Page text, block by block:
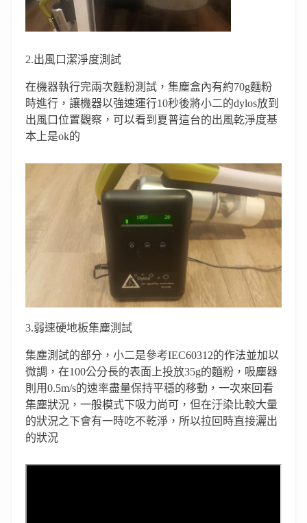
2.出風口潔淨度測試
在機器執行完兩次麵粉測試，集塵盒內有約70g麵粉
時進行，讓機器以強速運行10秒後將小二的dylos放到
出風口位置觀察，可以看到夏普這台的出風乾淨度基
本上是ok的
3.弱速硬地板集塵測試
集塵測試的部分，小二是參考IEC60312的作法並加以
微調，在100公分長的表面上投放35g的麵粉，吸塵器
則用0.5m/s的速率盡量保持平穩的移動，一次來回看
集塵狀況，一般模式下吸力尚可，但在汙染比較大量
的狀況之下會有一時吃不乾淨，所以拉回時直接灑出
的狀況